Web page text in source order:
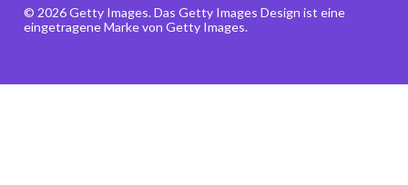
© 2026 Getty Images. Das Getty Images Design ist eine
eingetragene Marke von Getty Images.